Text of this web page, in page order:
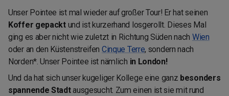
Unser Pointee ist mal wieder auf großer Tour! Er hat seinen
Koffer gepacktund ist kurzerhand losgerollt. Dieses Mal
ging es aber nicht wie zuletzt in Richtung Süden nach Wien
oder an den Küstenstreifen Cinque Terre, sondern nach
Norden*. Unser Pointee ist nämlich in London!
Und da hat sich unser kugeliger Kollege eine ganz besonders
spannende Stadtausgesucht. Zum einen ist sie mit rund